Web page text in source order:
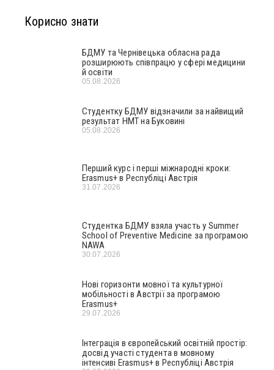
Корисно знати
БДМУ та Чернівецька обласна рада
розширюють співпрацю у сфері медицини
й освіти
05.08.2026
Студентку БДМУ відзначили за найвищий
результат НМТ на Буковині
05.08.2026
Перший курс і перші міжнародні кроки:
Erasmus+ в Республіці Австрія
31.07.2026
Студентка БДМУ взяла участь у Summer
School of Preventive Medicine за програмою
NAWA
30.07.2026
Нові горизонти мовної та культурної
мобільності в Австрії за програмою
Erasmus+
29.07.2026
Інтеграція в європейський освітній простір:
досвід участі студента в мовному
інтенсиві Erasmus+ в Республіці Австрія